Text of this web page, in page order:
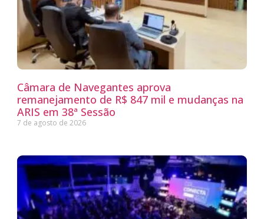
Câmara de Navegantes aprova
remanejamento de R$ 847 mil e mudanças na
ARIS em 38ª Sessão
7 de agosto de 2026